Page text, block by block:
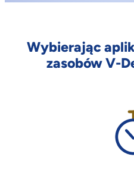
Wybierając
zasobów V-